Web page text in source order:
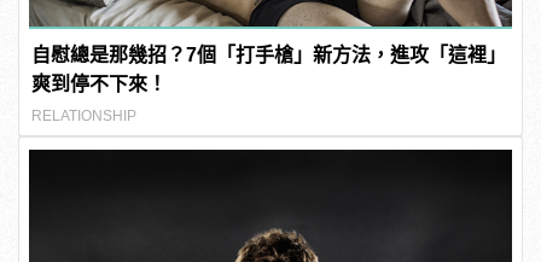
自慰總是那幾招？7個「打手槍」新方法，進攻「這裡」
爽到停不下來！
RELATIONSHIP